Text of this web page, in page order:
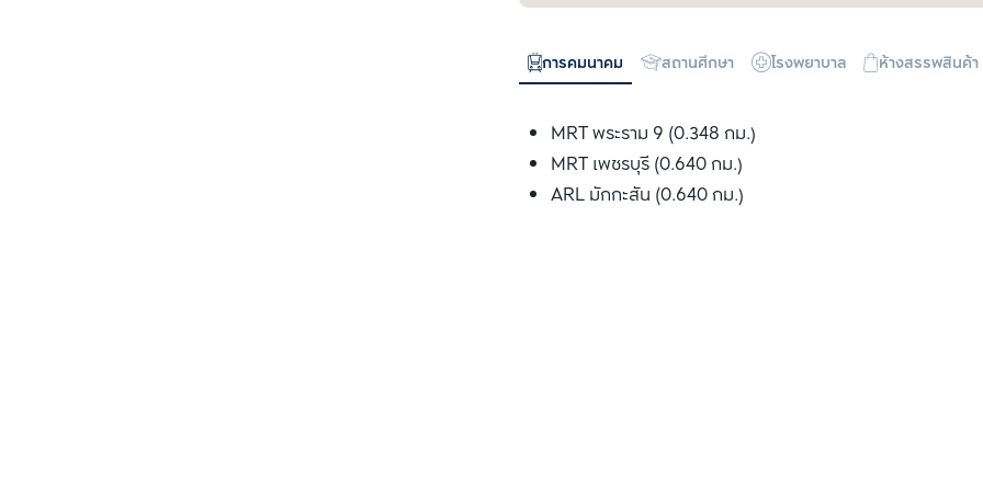
การคมนาคม สถานศึกษา โรงพยาบาล ห้างสรรพสินค้า
MRT พระราม 9 (0.348 กม.)
MRT เพชรบุรี (0.640 กม.)
ARL มักกะสัน (0.640 กม.)